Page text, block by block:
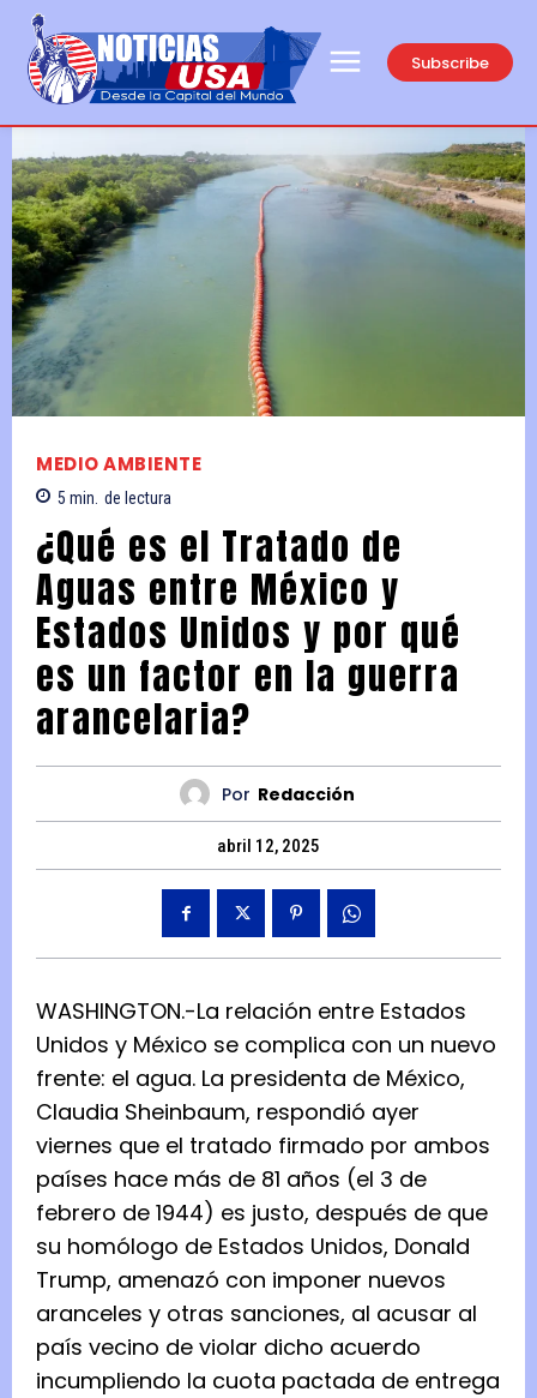
Subscribe
MEDIO AMBIENTE
5 min. de lectura
¿Qué es el Tratado de
Aguas entre México y
Estados Unidos y por qué
es un factor en la guerra
arancelaria?
Por Redacción
abril 12, 2025
WASHINGTON.-La relación entre Estados
Unidos y México se complica con un nuevo
frente: el agua. La presidenta de México,
Claudia Sheinbaum, respondió ayer
viernes que el tratado firmado por ambos
países hace más de 81 años (el 3 de
febrero de 1944) es justo, después de que
su homólogo de Estados Unidos, Donald
Trump, amenazó con imponer nuevos
aranceles y otras sanciones, al acusar al
país vecino de violar dicho acuerdo
incumpliendo la cuota pactada de entrega